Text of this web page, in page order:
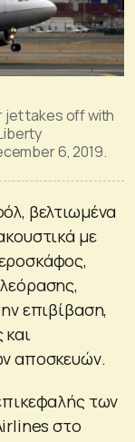
jet takes off with
6, 2019.
βελτιωμένα
με
επιβίβαση,
και
αποσκευών.
των
στο